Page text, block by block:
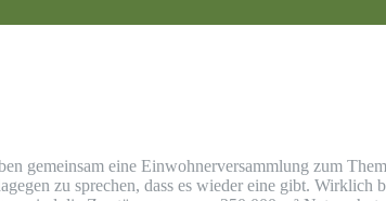
gemeinsam eine Einwohnerversammlung zum
zu sprechen, dass es wieder eine gibt.